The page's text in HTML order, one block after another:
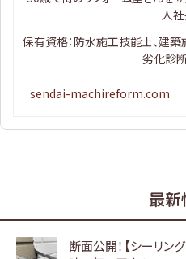
人社
保有資格：防水施工技能士、建
劣化診
sendai-machireform.com
最新
断面公開！【シーリン